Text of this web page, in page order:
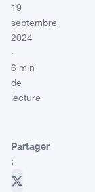
19
septembre
2024
·
6 min
de
lecture
Partager
: